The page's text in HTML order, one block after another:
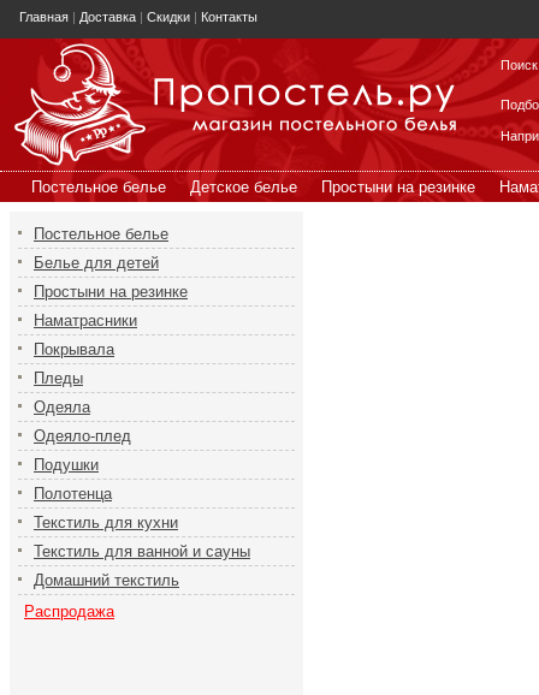
Главная | Доставка | Скидки | Контакты
Постельное белье Детское белье Простыни на резинке
Постельное белье
Белье для детей
Простыни на резинке
Наматрасники
Покрывала
Пледы
Одеяла
Одеяло-плед
Подушки
Полотенца
Текстиль для кухни
Текстиль для ванной и сауны
Домашний текстиль
Распродажа